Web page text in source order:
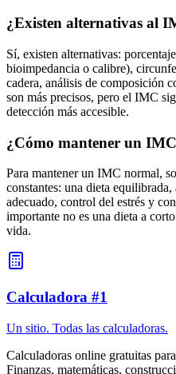
¿Existen alternativas al
Sí, existen alternativas:
bioimpedancia o calibre),
cadera, análisis de composición
son más precisos, pero el IMC
detección más accesible.
¿Cómo mantener un
Para mantener un IMC normal,
constantes: una dieta
adecuado, control del estrés y
importante no es una dieta a
vida.
Calculadora #1
Un sitio. Todas las calculadoras.
Calculadoras online gratuitas
Finanzas, matemáticas,